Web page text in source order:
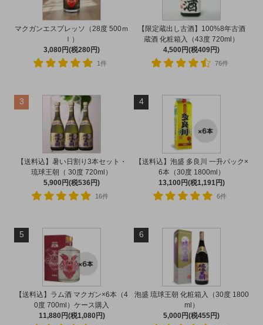
マクガンエスプレッソ（28度 500ｍ
ｌ）
3,080円(税280円)
1件
【限定蔵出し古酒】100%8年古酒
蔵酒 化粧箱入（43度 720ml）
4,500円(税409円)
76件
3
【送料込】暑い日割り3本セット・
琉球王朝（ 30度 720ml）
5,900円(税536円)
16件
4
【送料込】泡盛 多良川 一升パック×
6本（30度 1800ml）
13,100円(税1,191円)
6件
5
【送料込】ラム酒 マクガン×6本（4
0度 700ml）ケース購入
11,880円(税1,080円)
6
泡盛 琉球王朝 化粧箱入（30度 1800
ml）
5,000円(税455円)